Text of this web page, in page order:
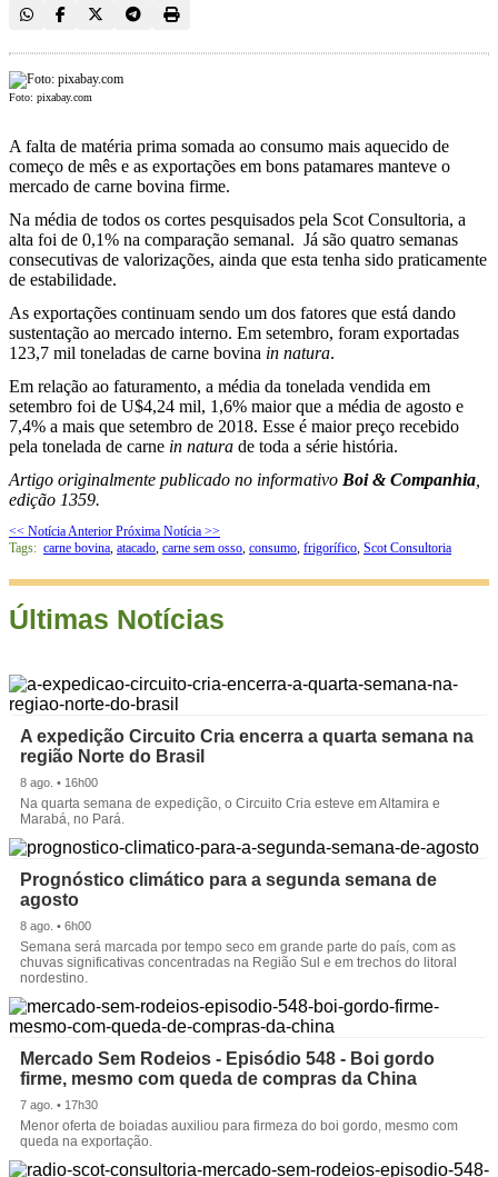
Foto: pixabay.com
A falta de matéria prima somada ao consumo mais aquecido de
começo de mês e as exportações em bons patamares manteve o
mercado de carne bovina firme.
Na média de todos os cortes pesquisados pela Scot Consultoria, a
alta foi de 0,1% na comparação semanal. Já são quatro semanas
consecutivas de valorizações, ainda que esta tenha sido praticamente
de estabilidade.
As exportações continuam sendo um dos fatores que está dando
sustentação ao mercado interno. Em setembro, foram exportadas
123,7 mil toneladas de carne bovina in natura.
Em relação ao faturamento, a média da tonelada vendida em
setembro foi de U$4,24 mil, 1,6% maior que a média de agosto e
7,4% a mais que setembro de 2018. Esse é maior preço recebido
pela tonelada de carne in natura de toda a série história.
Artigo originalmente publicado no informativo Boi & Companhia
edição 1359.
<< Notícia Anterior Próxima Notícia >>
Tags: carne bovina, atacado, carne sem osso, consumo, frigorífico, Scot Consultoria
Últimas Notícias
A expedição Circuito Cria encerra a quarta semana na
região Norte do Brasil
8 ago. • 16h00
Na quarta semana de expedição, o Circuito Cria esteve em Altamira e
Marabá, no Pará.
Prognóstico climático para a segunda semana de
agosto
8 ago. • 6h00
Semana será marcada por tempo seco em grande parte do país, com as
chuvas significativas concentradas na Região Sul e em trechos do litoral
nordestino.
Mercado Sem Rodeios - Episódio 548 - Boi gordo
firme, mesmo com queda de compras da China
7 ago. • 17h30
Menor oferta de boiadas auxiliou para firmeza do boi gordo, mesmo com
queda na exportação.